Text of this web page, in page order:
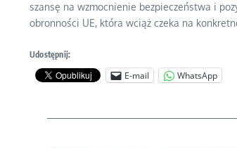
szansę na wzmocnienie bezpieczeństwa i
obronności UE, która wciąż czeka na
Udostępnij:
E-mail WhatsApp